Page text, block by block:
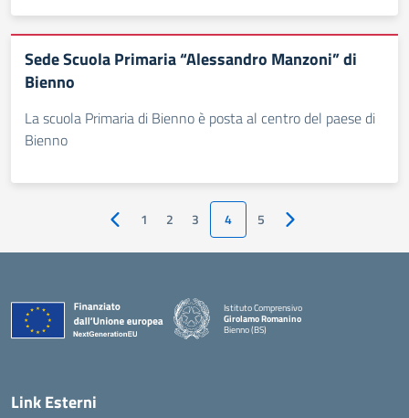
Sede Scuola Primaria “Alessandro Manzoni” di
Bienno
La scuola Primaria di Bienno è posta al centro del paese di
Bienno
Pagina precedente
1 2 3 4 5 Pagina successiva
Istituto Comprensivo
Girolamo Romanino
Bienno (BS)
Link Esterni